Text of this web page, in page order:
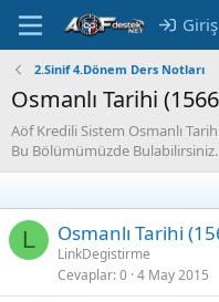
2.Sinif 4.Dönem Ders Notları
Osmanlı Tarihi
Aöf Kredili Sistem Osmanlı
Bu Bölümümüzde Bulabilirsiniz.
L Osmanlı Tarihi
LinkDegistirme
Cevaplar 0 4 May 2015